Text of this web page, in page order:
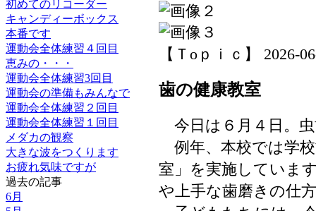
初めてのリコーダー
キャンディーボックス
本番です
運動会全体練習４回目
恵みの・・・
運動会全体練習3回目
運動会の準備もみんなで
運動会全体練習２回目
運動会全体練習１回目
メダカの観察
大きな波をつくります
お疲れ気味ですが
過去の記事
6月
【Ｔoｐｉｃ】 2026-
歯の健康教室
今日は６月４日。
例年、本校では学
室」を実施していま
や上手な歯磨きの仕